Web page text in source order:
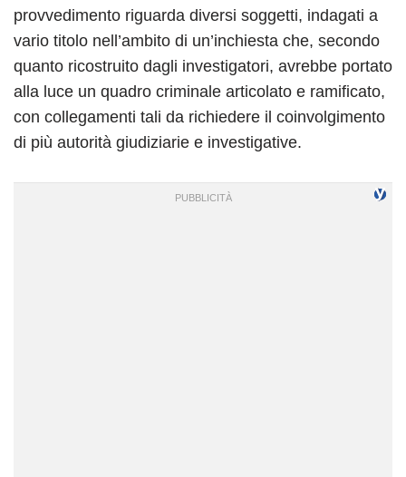
provvedimento riguarda diversi soggetti, indagati a
vario titolo nell’ambito di un’inchiesta che, secondo
quanto ricostruito dagli investigatori, avrebbe portato
alla luce un quadro criminale articolato e ramificato,
con collegamenti tali da richiedere il coinvolgimento
di più autorità giudiziarie e investigative.